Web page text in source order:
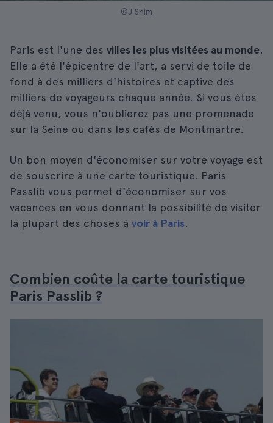
©J Shim
Paris est l'une des villes les plus visitées au monde.
Elle a été l'épicentre de l'art, a servi de toile de
fond à des milliers d'histoires et captive des
milliers de voyageurs chaque année. Si vous êtes
déjà venu, vous n'oublierez pas une promenade
sur la Seine ou dans les cafés de Montmartre.
Un bon moyen d'économiser sur votre voyage est
de souscrire à une carte touristique. Paris
Passlib vous permet d'économiser sur vos
vacances en vous donnant la possibilité de visiter
la plupart des choses à voir à Paris.
Combien coûte la carte touristique
Paris Passlib ?